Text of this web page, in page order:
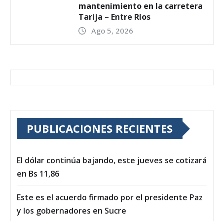
mantenimiento en la carretera
Tarija – Entre Ríos
Ago 5, 2026
PUBLICACIONES RECIENTES
El dólar continúa bajando, este jueves se cotizará
en Bs 11,86
Este es el acuerdo firmado por el presidente Paz
y los gobernadores en Sucre